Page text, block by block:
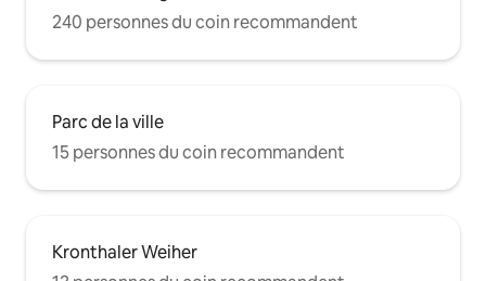
240 personnes du coin recommandent
Parc de la ville
15 personnes du coin recommandent
Kronthaler Weiher